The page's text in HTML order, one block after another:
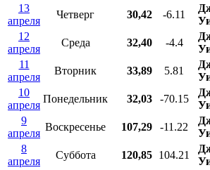
13
апреля
Четверг 30,42 -6.11
12
апреля
Среда 32,40 -4.4
11
апреля
Вторник 33,89 5.81
10
апреля
Понедельник 32,03 -70.15
9
апреля
Воскресенье 107,29 -11.22
8
апреля
Суббота 120,85 104.21